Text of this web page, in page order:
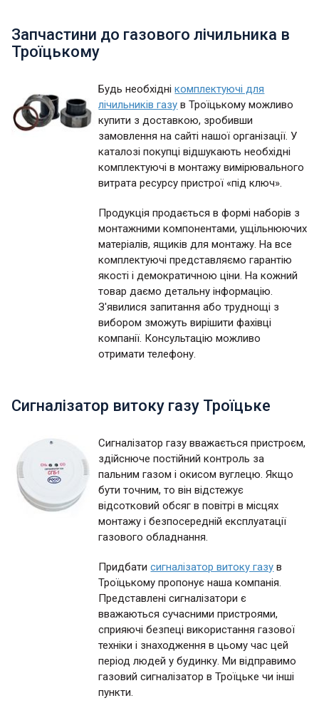
Запчастини до газового лічильника в
Троїцькому
Будь необхіднікомплектуючі для
лічильників газу в Троїцькому можливо
купити з доставкою, зробивши
замовлення на сайті нашої організації. У
каталозі покупці відшукають необхідні
комплектуючі в монтажу вимірювального
витрата ресурсу пристрої «під ключ».
Продукція продається в формі наборів з
монтажними компонентами, ущільнюючих
матеріалів, ящиків для монтажу. На все
комплектуючі представляємо гарантію
якості і демократичною ціни. На кожний
товар даємо детальну інформацію.
З'явилися запитання або труднощі з
вибором зможуть вирішити фахівці
компанії. Консультацію можливо
отримати телефону.
Сигналізатор витоку газу Троїцьке
Сигналізатор газу вважається пристроєм,
здійснюче постійний контроль за
пальним газом і окисом вуглецю. Якщо
бути точним, то він відстежує
відсотковий обсяг в повітрі в місцях
монтажу і безпосередній експлуатації
газового обладнання.
Придбатисигналізатор витоку газу в
Троїцькому пропонує наша компанія.
Представлені сигналізатори є
вважаються сучасними пристроями,
сприяючі безпеці використання газової
техніки і знаходження в цьому час цей
період людей у будинку. Ми відправимо
газовий сигналізатор в Троїцьке чи інші
пункти.